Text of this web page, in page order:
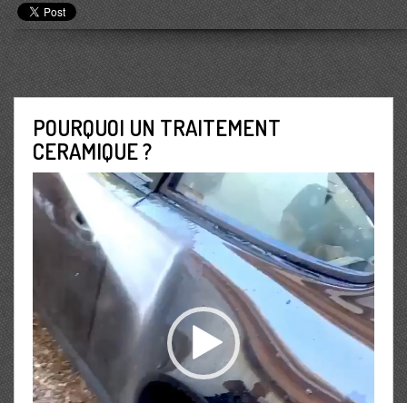
POURQUOI UN TRAITEMENT
CERAMIQUE ?
Lecteur
vidéo